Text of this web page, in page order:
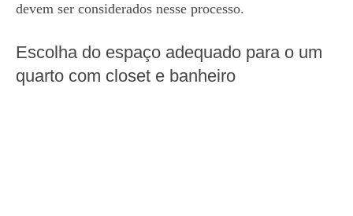
devem ser considerados nesse processo.
Escolha do espaço adequado para o um
quarto com closet e banheiro